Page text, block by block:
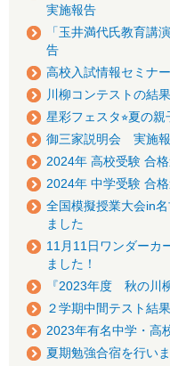
実施報告
「玉井満代氏教育講
告
高校入試情報セミナ
川柳コンテストの結
星彩フェスタ⭐︎夏の
御三家説明会 実施
2024年 高校受験 合
2024年 中学受験 合
全国模擬授業大会in
ました
11月11日ワンダーカ
ました！
『2023年度 秋の川
２学期中間テスト結
2023年有名中学・高
夏期勉強合宿を行いま